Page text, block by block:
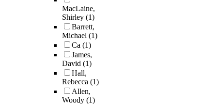
MacLaine,
Shirley (1)
Barrett,
Michael (1)
Ca (1)
James,
David (1)
Hall,
Rebecca (1)
Allen,
Woody (1)